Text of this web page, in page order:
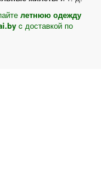
летнюю одежду
c доставкой по